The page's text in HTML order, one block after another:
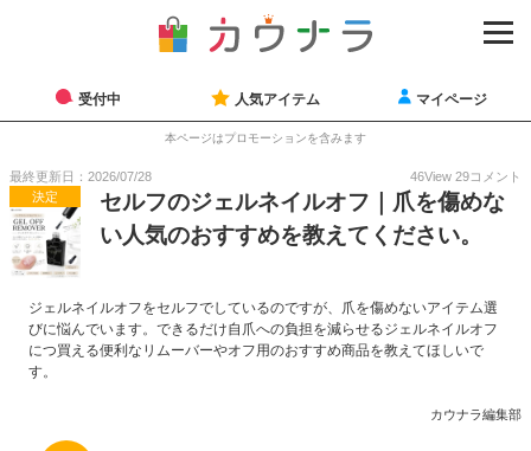
受付中 人気アイテム マイページ
本ページはプロモーションを含みます
最終更新日：2026/07/28 46View 29コメント
決定
セルフのジェルネイルオフ｜爪を傷めな
い人気のおすすめを教えてください。
ジェルネイルオフをセルフでしているのですが、爪を傷めないアイテム選
びに悩んでいます。できるだけ自爪への負担を減らせるジェルネイルオフ
につ買える便利なリムーバーやオフ用のおすすめ商品を教えてほしいで
す。
カウナラ編集部